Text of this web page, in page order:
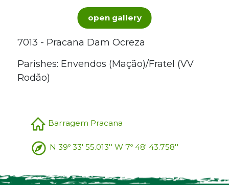
open gallery
7013 - Pracana Dam Ocreza
Parishes: Envendos (Mação)/Fratel (VV
Rodão)
Barragem Pracana
N 39º 33' 55.013'' W 7º 48' 43.758''